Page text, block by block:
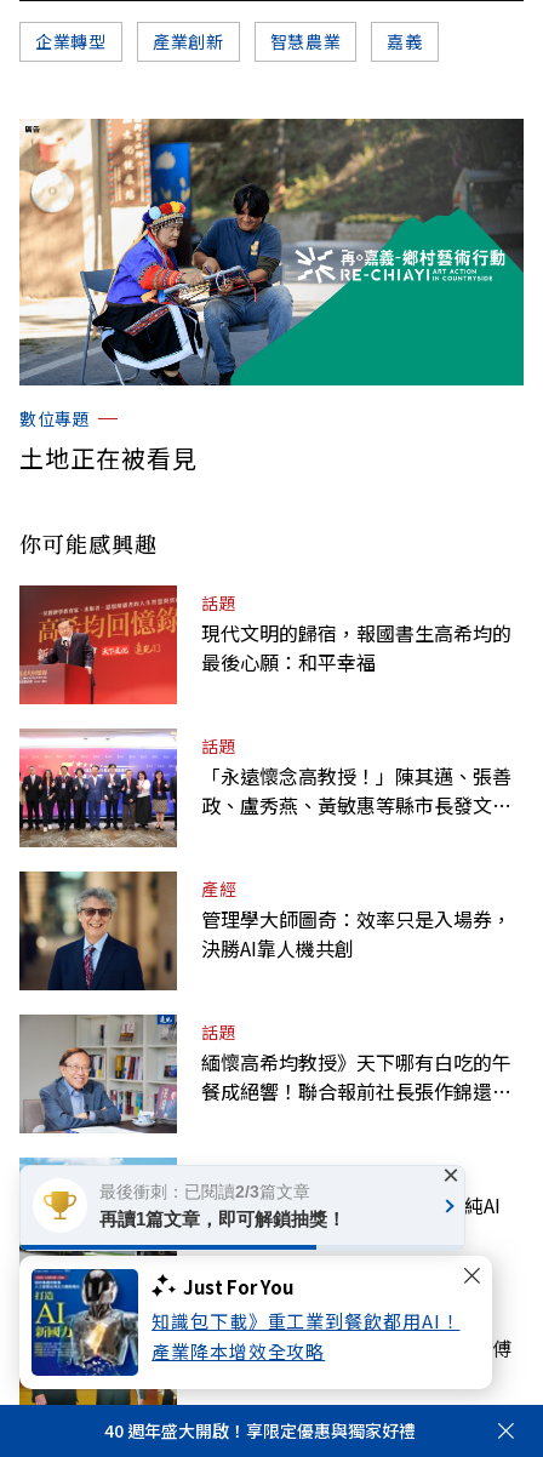
Just For You
知識包下載》重工業到餐飲都用AI！
產業降本增效全攻略
企業轉型 產業創新 智慧農業 嘉義
數位專題
土地正在被看見
你可能感興趣
話題
現代文明的歸宿，報國書生高希均的
最後心願：和平幸福
話題
「永遠懷念高教授！」陳其邁、張善
政、盧秀燕、黃敏惠等縣市長發文弔
產經
管理學大師圖奇：效率只是入場券，
決勝AI靠人機共創
話題
緬懷高希均教授》天下哪有白吃的午
餐成絕響！聯合報前社長張作錦還原
川湖股價破1萬大關！「台股最純AI
股」做什麼？下半年需求續強
話題
高希均回憶錄》曾與波特、奈伊、傅
40 週年盛大開啟！享限定優惠與獨家好禮
最後衝刺：已閱讀2/3篇文章
再讀1篇文章，即可解鎖抽獎！
×